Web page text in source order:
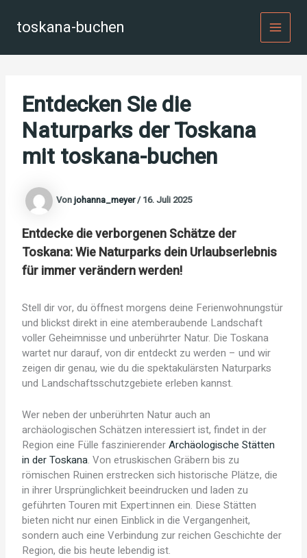
Inhalt
springentoskana-buchen
Entdecken Sie die
Naturparks der Toskana
mit toskana-buchen
Vonjohanna_meyer/16. Juli 2025
Entdecke die verborgenen Schätze der
Toskana: Wie Naturparks dein Urlaubserlebnis
für immer verändern werden!
Stell dir vor, du öffnest morgens deine Ferienwohnungstür
und blickst direkt in eine atemberaubende Landschaft
voller Geheimnisse und unberührter Natur. Die Toskana
wartet nur darauf, von dir entdeckt zu werden – und wir
zeigen dir genau, wie du die spektakulärsten Naturparks
und Landschaftsschutzgebiete erleben kannst.
Wer neben der unberührten Natur auch an
archäologischen Schätzen interessiert ist, findet in der
Region eine Fülle faszinierenderArchäologische Stätten
in der Toskana. Von etruskischen Gräbern bis zu
römischen Ruinen erstrecken sich historische Plätze, die
in ihrer Ursprünglichkeit beeindrucken und laden zu
geführten Touren mit Expert:innen ein. Diese Stätten
bieten nicht nur einen Einblick in die Vergangenheit,
sondern auch eine Verbindung zur reichen Geschichte der
Region, die bis heute lebendig ist.